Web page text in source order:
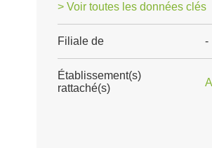
> Voir toutes les données clés
Filiale de -
Établissement(s)
rattaché(s)